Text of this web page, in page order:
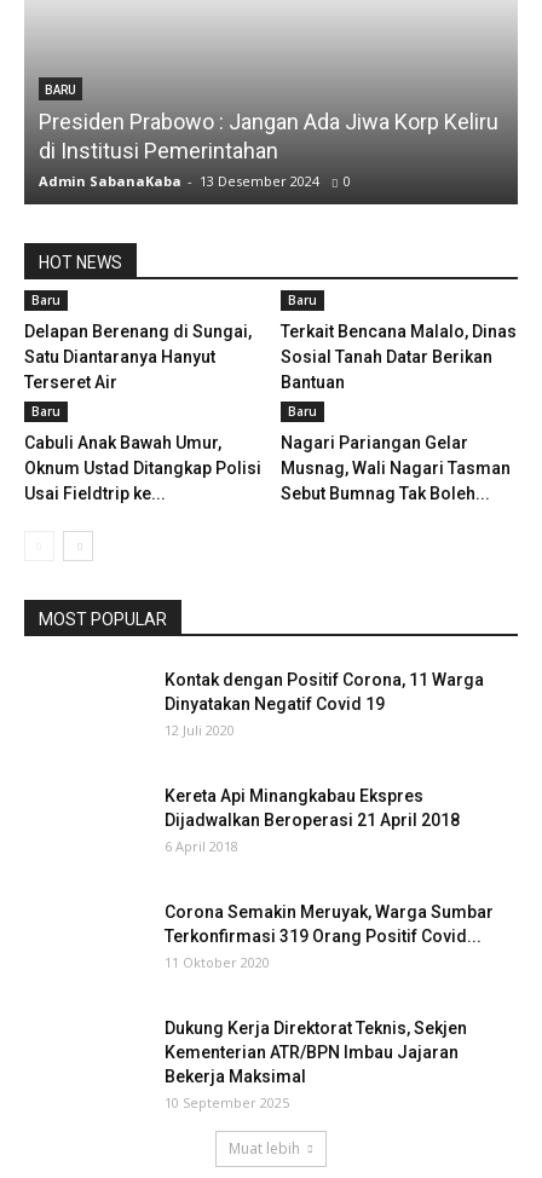
BARU
Presiden Prabowo : Jangan Ada Jiwa Korp Keliru
di Institusi Pemerintahan
Admin SabanaKaba - 13 Desember 2024 0
HOT NEWS
Baru
Delapan Berenang di Sungai,
Satu Diantaranya Hanyut
Terseret Air
Baru
Terkait Bencana Malalo, Dinas
Sosial Tanah Datar Berikan
Bantuan
Baru
Cabuli Anak Bawah Umur,
Oknum Ustad Ditangkap Polisi
Usai Fieldtrip ke...
Baru
Nagari Pariangan Gelar
Musnag, Wali Nagari Tasman
Sebut Bumnag Tak Boleh...
MOST POPULAR
Kontak dengan Positif Corona, 11 Warga
Dinyatakan Negatif Covid 19
12 Juli 2020
Kereta Api Minangkabau Ekspres
Dijadwalkan Beroperasi 21 April 2018
6 April 2018
Corona Semakin Meruyak, Warga Sumbar
Terkonfirmasi 319 Orang Positif Covid...
11 Oktober 2020
Dukung Kerja Direktorat Teknis, Sekjen
Kementerian ATR/BPN Imbau Jajaran
Bekerja Maksimal
10 September 2025
Muat lebih